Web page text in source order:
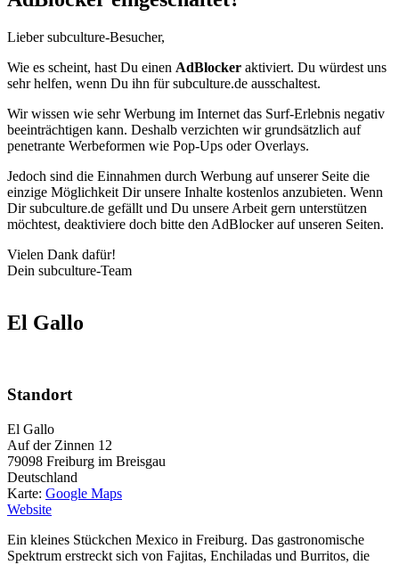
Lieber subculture-Besucher,
Wie es scheint, hast Du einen AdBlocker aktiviert. Du würdest uns
sehr helfen, wenn Du ihn für subculture.de ausschaltest.
Wir wissen wie sehr Werbung im Internet das Surf-Erlebnis negativ
beeinträchtigen kann. Deshalb verzichten wir grundsätzlich auf
penetrante Werbeformen wie Pop-Ups oder Overlays.
Jedoch sind die Einnahmen durch Werbung auf unserer Seite die
einzige Möglichkeit Dir unsere Inhalte kostenlos anzubieten. Wenn
Dir subculture.de gefällt und Du unsere Arbeit gern unterstützen
möchtest, deaktiviere doch bitte den AdBlocker auf unseren Seiten.
Vielen Dank dafür!
Dein subculture-Team
El Gallo
Standort
El Gallo
Auf der Zinnen 12
79098 Freiburg im Breisgau
Deutschland
Karte: Google Maps
Website
Ein kleines Stückchen Mexico in Freiburg. Das gastronomische
Spektrum erstreckt sich von Fajitas, Enchiladas und Burritos, die